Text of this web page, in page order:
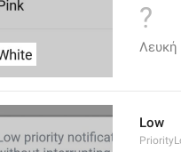
?
Λευκή
Low